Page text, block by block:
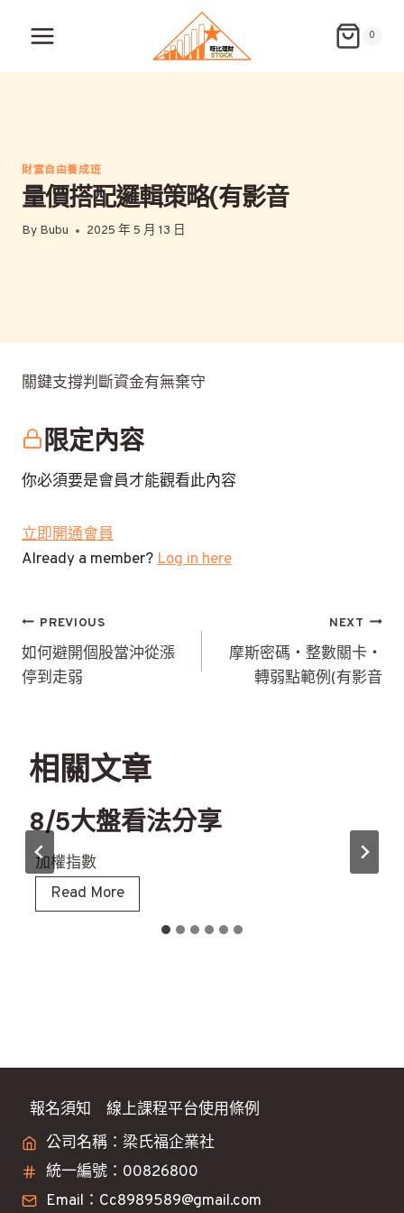
0
財富自由養成班
量價搭配邏輯策略(有影音
By Bubu 2025 年 5 月 13 日
關鍵支撐判斷資金有無棄守
限定內容
你必須要是會員才能觀看此內容
立即開通會員
Already a member?Log in here
文
章
導
PREVIOUS
如何避開個股當沖從漲
停到走弱
NEXT
摩斯密碼‧整數關卡‧
轉弱點範例(有影音
相關文章
8/5大盤看法分享
加權指數
Read More8
/
分
報名須知
線上課程平台使用條例
公司名稱：梁氏福企業社
統一編號：00826800
Email：Cc8989589@gmail.com